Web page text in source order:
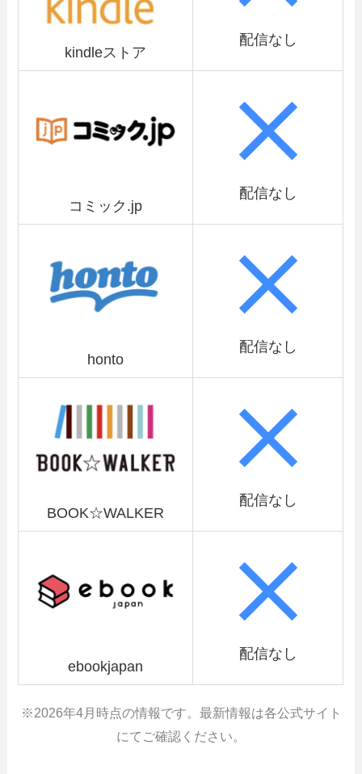
kindleストア
配信なし
コミック.jp
配信なし
honto
配信なし
BOOK☆WALKER
配信なし
ebookjapan
配信なし
※2026年4月時点の情報です。最新情報は各公式サイト
にてご確認ください。